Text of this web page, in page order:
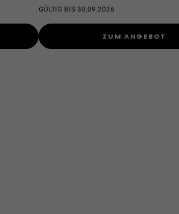
GÜLTIG BIS 30.09.2026
ZUM ANGEBOT